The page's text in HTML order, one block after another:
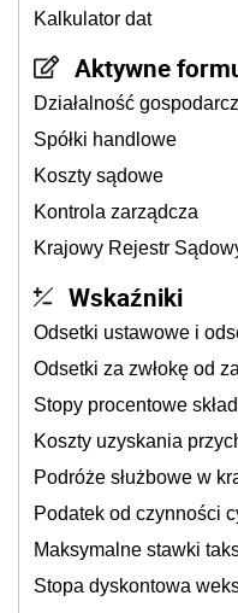
Kalkulator dat
Aktywne
Działalność
Spółki handlowe
Koszty sądowe
Kontrola zarządcza
Krajowy Rejestr
Wskaźniki
Odsetki ustawowe i
Odsetki za zwłokę od
Stopy procentowe
Koszty uzyskania
Podróże służbowe w
Podatek od czynności
Maksymalne stawki
Stopa dyskontowa